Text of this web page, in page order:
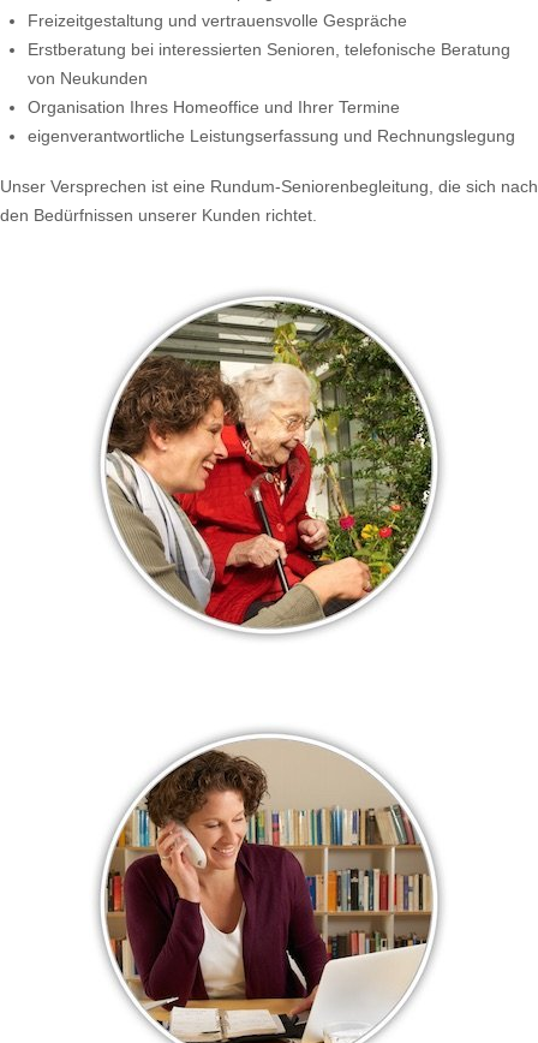
Freizeitgestaltung und vertrauensvolle Gespräche
Erstberatung bei interessierten Senioren, telefonische Beratung
von Neukunden
Organisation Ihres Homeoffice und Ihrer Termine
eigenverantwortliche Leistungserfassung und Rechnungslegung
Unser Versprechen ist eine Rundum-Seniorenbegleitung, die sich nach
den Bedürfnissen unserer Kunden richtet.